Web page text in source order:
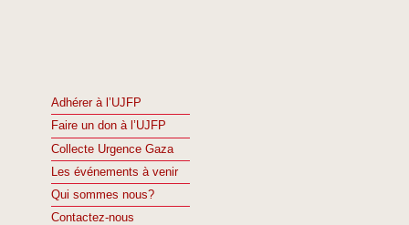
Adhérer à l’UJFP
Faire un don à l’UJFP
Collecte Urgence Gaza
Les événements à venir
Qui sommes nous?
Contactez-nous